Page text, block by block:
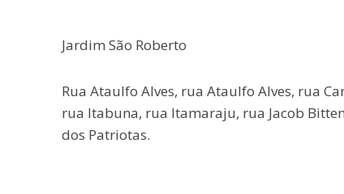
Jardim São Roberto
Rua Ataulfo Alves, rua Ataulfo Alves, rua
rua Itabuna, rua Itamaraju, rua Jacob
dos Patriotas.